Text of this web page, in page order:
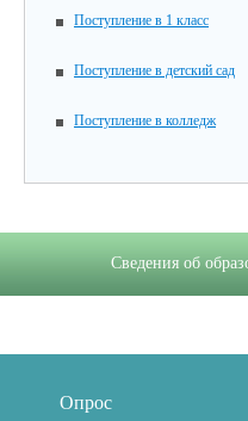
Поступление в 1 класс
Поступление в детский сад
Поступление в колледж
Сведения об
Опрос